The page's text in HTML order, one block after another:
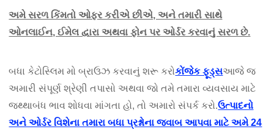
અમે સરળ કિંમતો ઓફર કરીએ છીએ, અને તમારી સાથે
ઓનલાઈન, ઈમેલ દ્વારા અથવા ફોન પર ઓર્ડર કરવાનું સરળ છે.
બધા કેટોસ્લિમ મો બ્રાઉઝ કરવાનું શરૂ કરોકોંજેક ફૂડ્સઆજે જ
અમારી સંપૂર્ણ શ્રેણી તપાસો અથવા જો તમે તમારા વ્યવસાય માટે
જથ્થાબંધ ભાવ શોધવા માંગતા હો, તો અમારો સંપર્ક કરો.ઉત્પાદનો
અને ઓર્ડર વિશેના તમારા બધા પ્રશ્નોના જવાબ આપવા માટે અમે 24